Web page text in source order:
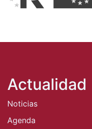
Actualidad
Noticias
Agenda